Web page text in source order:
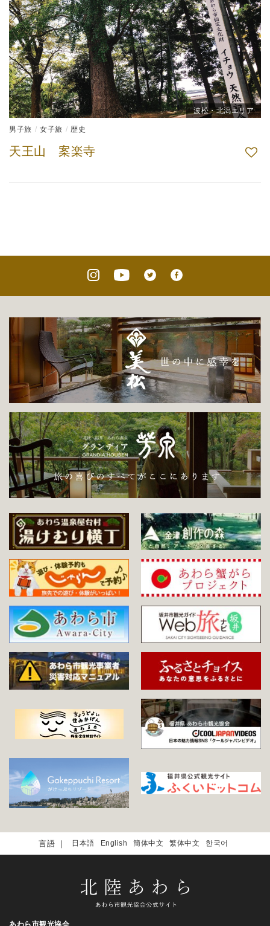
波松・北潟エリア
男子旅 女子旅 歴史
天王山 案楽寺
日本語 English 簡体中文 繁体中文 한국어
あわら市観光協会